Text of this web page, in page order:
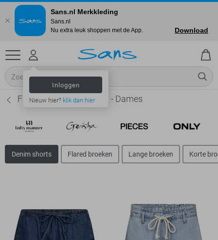
Inloggen
Nieuw hier? klik dan hier
Freequent Denim shorts - Dames
Denim shorts Flared broeken Lange broeken Korte
Sans.nl Merkkleding
Sans.nl
Nu extra leuk shoppen met de App.
Download